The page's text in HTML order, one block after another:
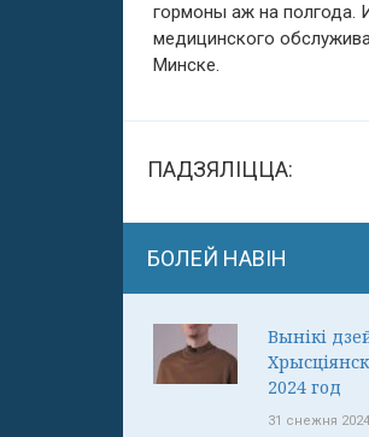
гормоны аж на полгода.
медицинского
Минске.
ПАДЗЯЛІЦЦА:
БОЛЕЙ НАВІН
Вынікі
2024 год
31 снежня